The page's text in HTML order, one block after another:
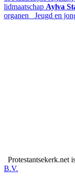
lidmaatschap Aylva
organen
Jeugd en
Protestantsekerk.net
B.V.